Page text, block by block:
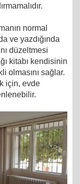
normal
ve yazdığında
düzeltmesi
kitabı kendisinin
olmasını sağlar.
için, evde